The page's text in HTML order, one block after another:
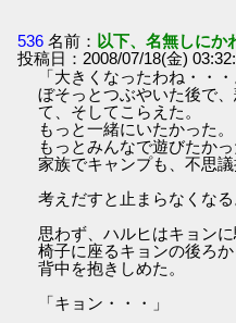
536 名前： 以下、名無しにか
投稿日：2008/07/18(金)
「大きくなったわね・・・
ぼそっとつぶやいた後で
て、そしてこらえた。
もっと一緒にいたかった。
もっとみんなで遊びたかっ
家族でキャンプも、不思議
考えだすと止まらなくなる
思わず、ハルヒはキョンに
椅子に座るキョンの後ろ
背中を抱きしめた。
「キョン・・・」